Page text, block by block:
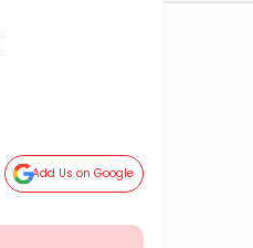
Add Us on Google